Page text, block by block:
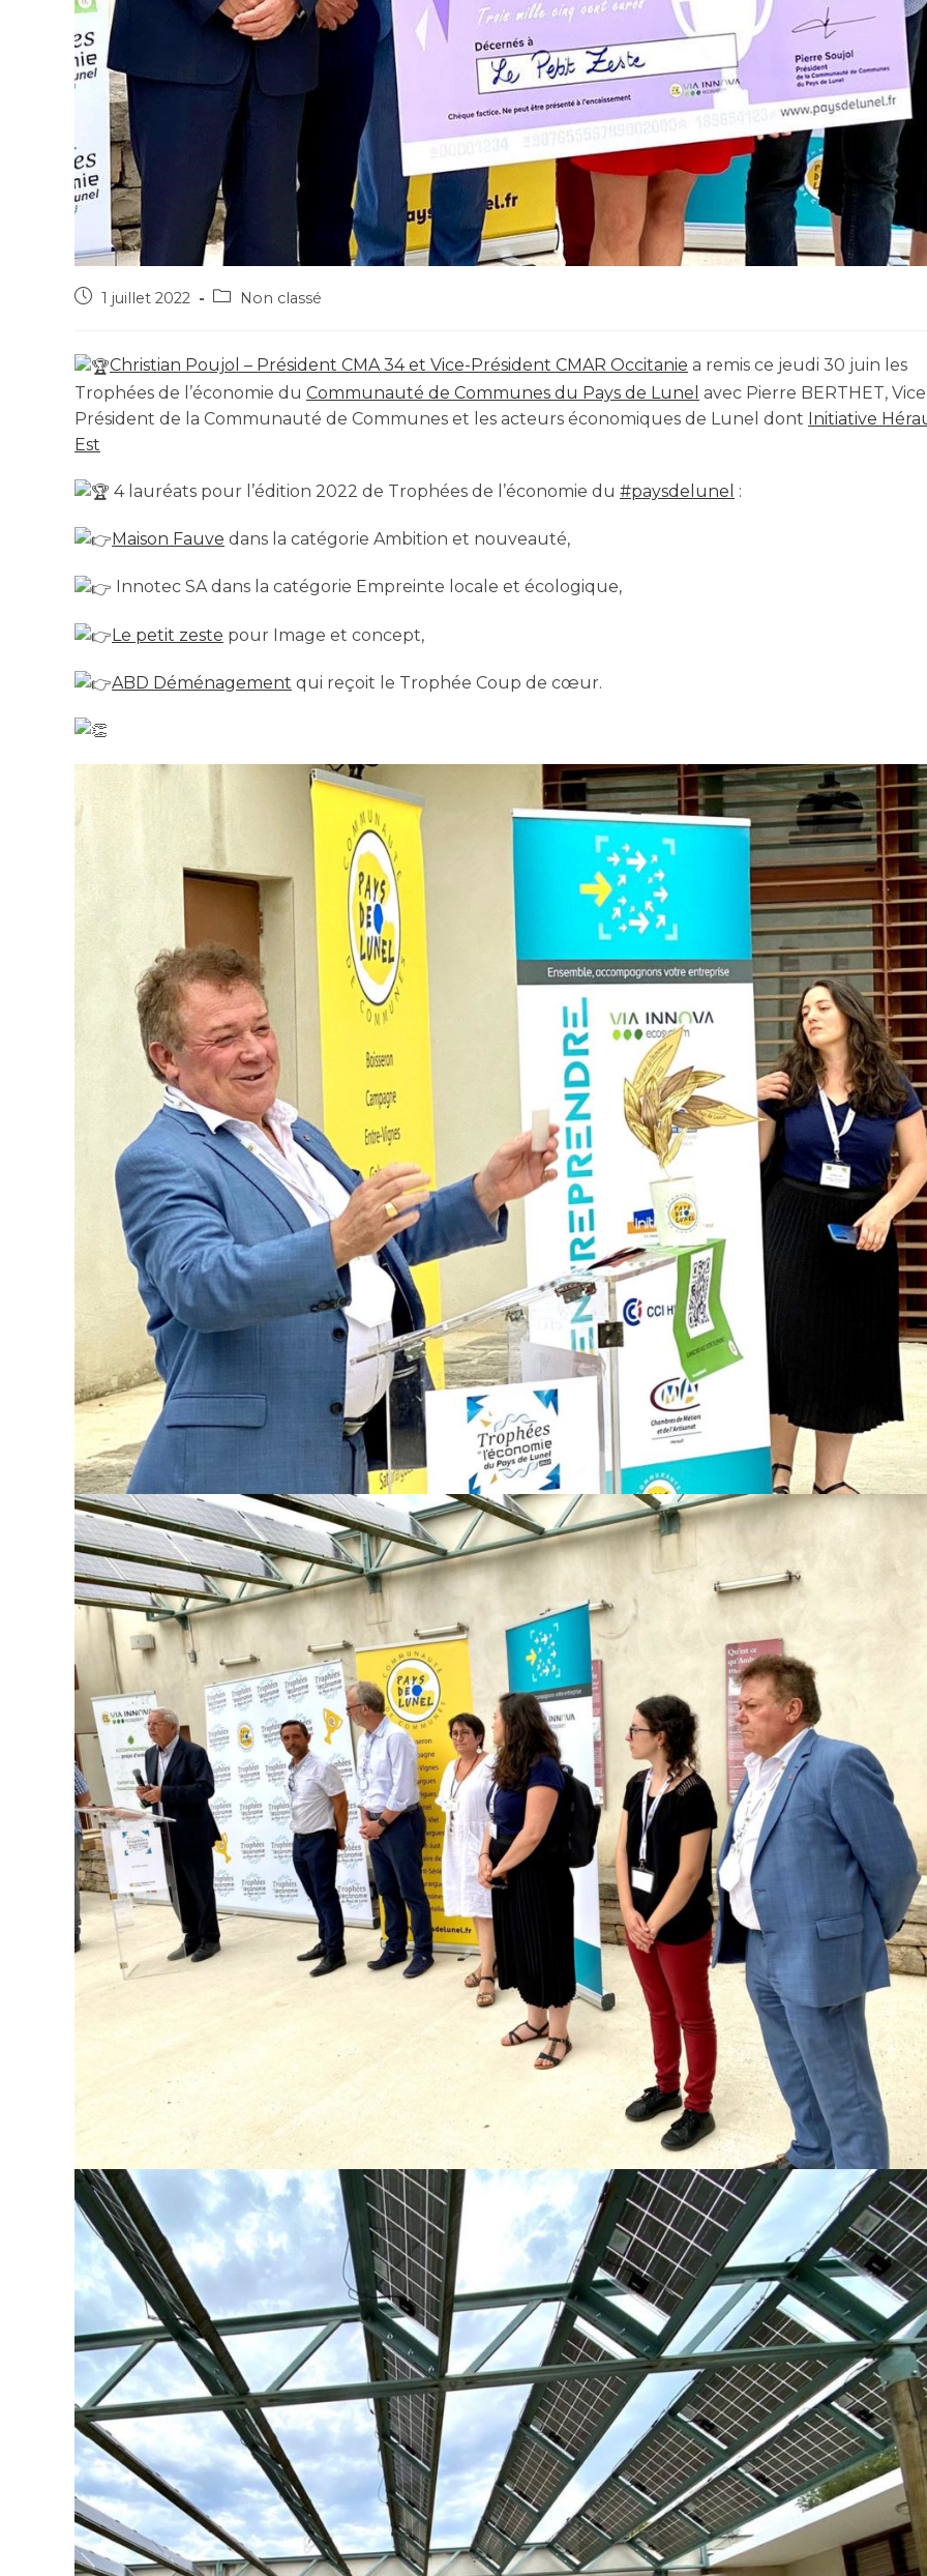
1 juillet 2022 Non classé
Christian Poujol – Président CMA 34 et Vice-Président CMAR Occitanie a remis ce jeudi 30 juin les
Trophées de l’économie du Communauté de Communes du Pays de Lunel avec Pierre BERTHET,
Président de la Communauté de Communes et les acteurs économiques de Lunel dont Initiative
Est
4 lauréats pour l’édition 2022 de Trophées de l’économie du #paysdelunel :
Maison Fauve dans la catégorie Ambition et nouveauté,
Innotec SA dans la catégorie Empreinte locale et écologique,
Le petit zeste pour Image et concept,
ABD Déménagement qui reçoit le Trophée Coup de cœur.